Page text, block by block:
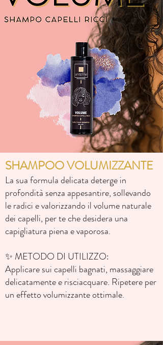
SHAMPOO VOLUMIZZANTE
La sua formula delicata deterge in
profondità senza appesantire, sollevando
le radici e valorizzando il volume naturale
dei capelli, per te che desidera una
capigliatura piena e vaporosa.
✨ METODO DI UTILIZZO:
Applicare sui capelli bagnati, massaggiare
delicatamente e risciacquare. Ripetere per
un effetto volumizzante ottimale.